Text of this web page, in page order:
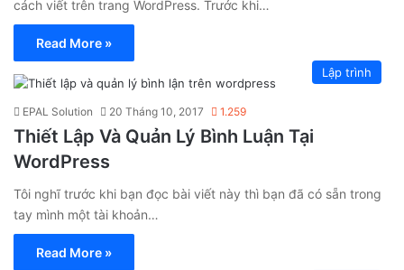
cách viết trên trang WordPress. Trước khi…
Read More »
Lập trình
EPAL Solution 20 Tháng 10, 2017 1.259
Thiết Lập Và Quản Lý Bình Luận Tại
WordPress
Tôi nghĩ trước khi bạn đọc bài viết này thì bạn đã có sẵn trong
tay mình một tài khoản…
Read More »